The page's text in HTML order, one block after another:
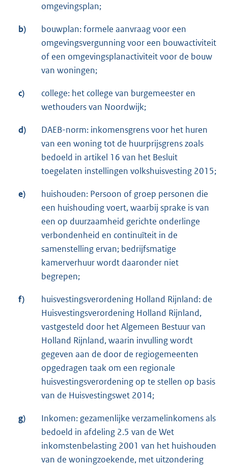
omgevingsplan;
b)
bouwplan: formele aanvraag voor een
omgevingsvergunning voor een bouwactiviteit
of een omgevingsplanactiviteit voor de bouw
van woningen;
c)
college: het college van burgemeester en
wethouders van Noordwijk;
d)
DAEB-norm: inkomensgrens voor het huren
van een woning tot de huurprijsgrens zoals
bedoeld in artikel 16 van het Besluit
toegelaten instellingen volkshuisvesting 2015;
e)
huishouden: Persoon of groep personen die
een huishouding voert, waarbij sprake is van
een op duurzaamheid gerichte onderlinge
verbondenheid en continuïteit in de
samenstelling ervan; bedrijfsmatige
kamerverhuur wordt daaronder niet
begrepen;
f)
huisvestingsverordening Holland Rijnland: de
Huisvestingsverordening Holland Rijnland,
vastgesteld door het Algemeen Bestuur van
Holland Rijnland, waarin invulling wordt
gegeven aan de door de regiogemeenten
opgedragen taak om een regionale
huisvestingsverordening op te stellen op basis
van de Huisvestingswet 2014;
g)
Inkomen: gezamenlijke verzamelinkomens als
bedoeld in afdeling 2.5 van de Wet
inkomstenbelasting 2001 van het huishouden
van de woningzoekende, met uitzondering